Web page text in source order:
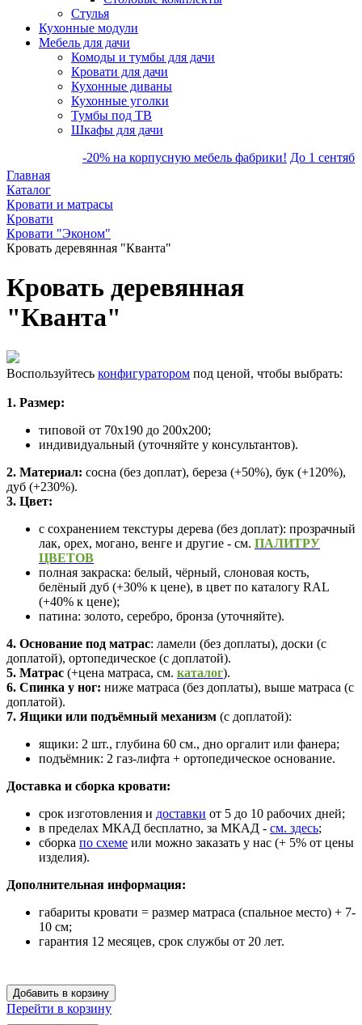
Стулья
Кухонные модули
Мебель для дачи
Комоды и тумбы для дачи
Кровати для дачи
Кухонные диваны
Кухонные уголки
Тумбы под ТВ
Шкафы для дачи
-20% на корпусную мебель фабрики! До 1 сентября
Главная
Каталог
Кровати и матрасы
Кровати
Кровати "Эконом"
Кровать деревянная "Кванта"
Кровать деревянная
"Кванта"
Воспользуйтесь конфигуратором под ценой, чтобы выбрать:
1. Размер:
типовой от 70х190 до 200х200;
индивидуальный (уточняйте у консультантов).
2. Материал: сосна (без доплат), береза (+50%), бук (+120%),
дуб (+230%).
3. Цвет:
с сохранением текстуры дерева (без доплат): прозрачный
лак, орех, могано, венге и другие - см. ПАЛИТРУ
ЦВЕТОВ
полная закраска: белый, чёрный, слоновая кость,
белёный дуб (+30% к цене), в цвет по каталогу RAL
(+40% к цене);
патина: золото, серебро, бронза (уточняйте).
4. Основание под матрас: ламели (без доплаты), доски (с
доплатой), ортопедическое (с доплатой).
5. Матрас (+цена матраса, см. каталог).
6. Спинка у ног: ниже матраса (без доплаты), выше матраса (с
доплатой).
7. Ящики или подъёмный механизм (с доплатой):
ящики: 2 шт., глубина 60 см., дно оргалит или фанера;
подъёмник: 2 газ-лифта + ортопедическое основание.
Доставка и сборка кровати:
срок изготовления и доставки от 5 до 10 рабочих дней;
в пределах МКАД бесплатно, за МКАД - см. здесь;
сборка по схеме или можно заказать у нас (+ 5% от цены
изделия).
Дополнительная информация:
габариты кровати = размер матраса (спальное место) + 7-
10 см;
гарантия 12 месяцев, срок службы от 20 лет.
Добавить в корзину
Перейти в корзину